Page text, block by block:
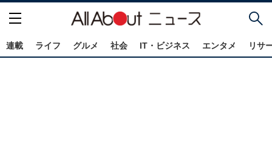
連載 ライフ グルメ 社会 IT・ビジネス エンタメ リサ